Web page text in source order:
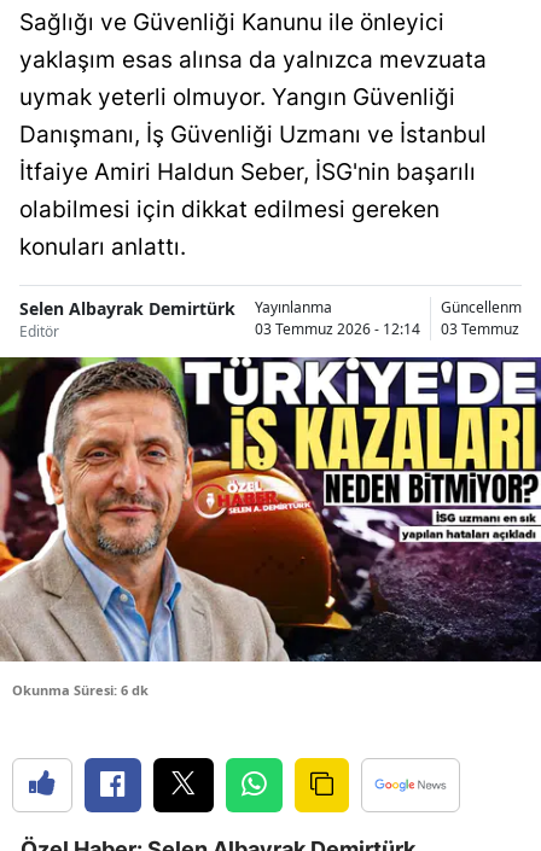
Balıkesir
Bilecik
Bingöl
Bitlis
Bursa
Çanakkale
Çankırı
Çorum
Denizli
Diyarbakır
Edirne
Elazığ
Erzurum
Eskişehir
Sağlığı ve Güvenliği Kanunu ile önleyici
yaklaşım esas alınsa da yalnızca mevzuata
uymak yeterli olmuyor. Yangın Güvenliği
Danışmanı, İş Güvenliği Uzmanı ve İstanbul
İtfaiye Amiri Haldun Seber, İSG'nin başarılı
olabilmesi için dikkat edilmesi gereken
konuları anlattı.
Selen Albayrak Demirtürk
Editör
Yayınlanma
03 Temmuz 2026 - 12:14
Güncellenme
03 Temmuz
Okunma Süresi: 6 dk